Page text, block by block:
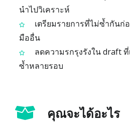
นำไปวิเคราะห์
เตรียมรายการที่ไม่ซ้ำกันก่
มืออื่น
ลดความรกรุงรังใน draft
ซ้ำหลายรอบ
คุณจะได้อะไร